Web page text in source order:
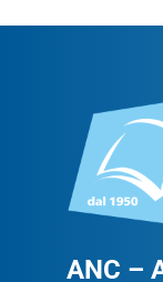
ANC –